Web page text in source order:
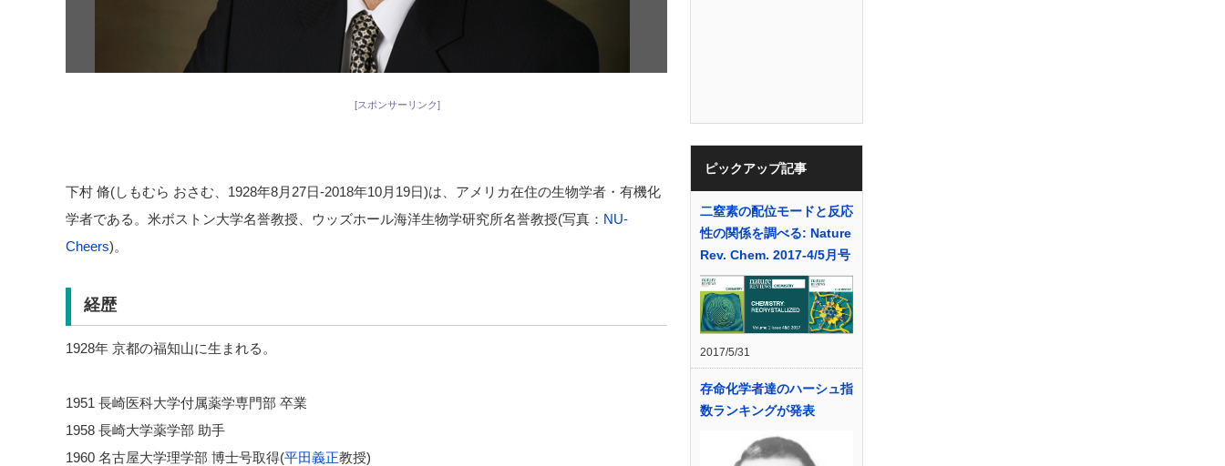
[スポンサーリンク]
下村 脩(しもむら おさむ、1928年8月27日-2018年10月19日)は、アメリカ在住の生物学者・有機化
学者である。米ボストン大学名誉教授、ウッズホール海洋生物学研究所名誉教授(写真： NU-
Cheers)。
経歴
1928年 京都の福知山に生まれる。
1951 長崎医科大学付属薬学専門部 卒業
1958 長崎大学薬学部 助手
1960 名古屋大学理学部 博士号取得(平田義正教授)
ピックアップ記事
二窒素の配位モードと反応
性の関係を調べる: Nature
Rev. Chem. 2017-4/5月号
2017/5/31
存命化学者達のハーシュ指
数ランキングが発表